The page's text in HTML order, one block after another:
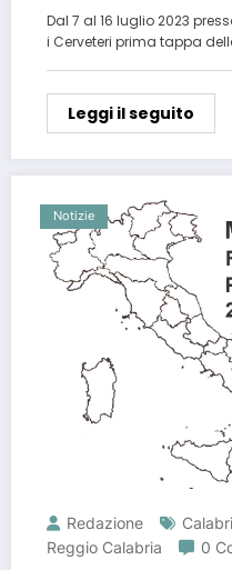
Dal 7 al 16 luglio 2023
i Cerveteri prima tappa
Leggi il seguito
Notizie
Redazione
Reggio Calabria
0